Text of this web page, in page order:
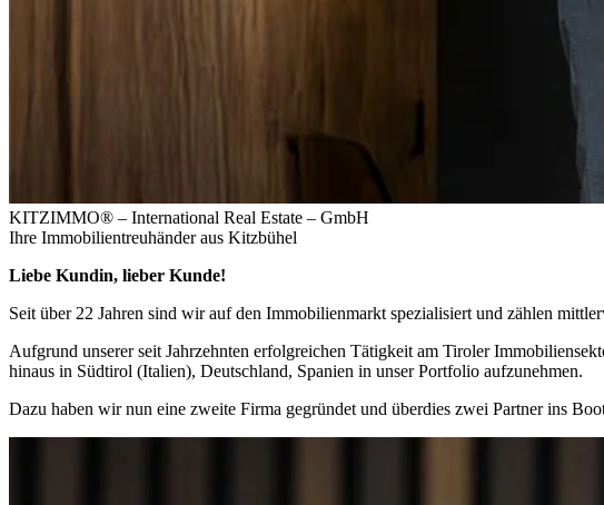
KITZIMMO® – International Real Estate – GmbH
Ihre Immobilien­treuhänder aus Kitzbühel
Liebe Kundin, lieber Kunde!
Seit über 22 Jahren sind wir auf den Immobilienmarkt spezialisiert und zählen
Aufgrund unserer seit Jahrzehnten erfolgreichen Tätigkeit am Tiroler
hinaus in Südtirol (Italien), Deutschland, Spanien in unser Portfolio aufzunehmen.
Dazu haben wir nun eine zweite Firma gegründet und überdies zwei Partner ins